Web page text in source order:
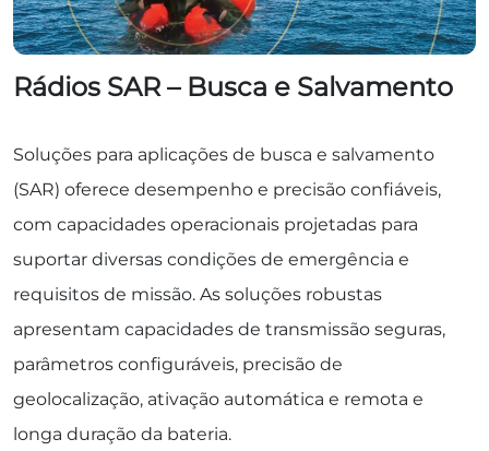
Rádios SAR – Busca e Salvamento
Soluções para aplicações de busca e salvamento
(SAR) oferece desempenho e precisão confiáveis,
com capacidades operacionais projetadas para
suportar diversas condições de emergência e
requisitos de missão. As soluções robustas
apresentam capacidades de transmissão seguras,
parâmetros configuráveis, precisão de
geolocalização, ativação automática e remota e
longa duração da bateria.